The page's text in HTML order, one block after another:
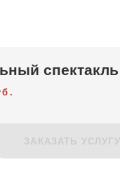
спектакль
ЗАКАЗАТЬ УСЛУГУ